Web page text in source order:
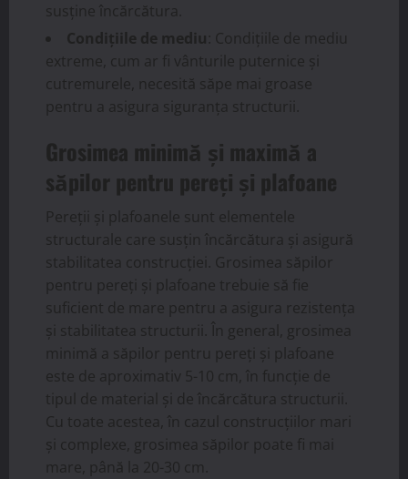
susține încărcătura.
Condițiile de mediu : Condițiile de mediu
extreme, cum ar fi vânturile puternice și
cutremurele, necesită săpe mai groase
pentru a asigura siguranța structurii.
Grosimea minimă și maximă a
săpilor pentru pereți și plafoane
Pereții și plafoanele sunt elementele
structurale care susțin încărcătura și asigură
stabilitatea construcției. Grosimea săpilor
pentru pereți și plafoane trebuie să fie
suficient de mare pentru a asigura rezistența
și stabilitatea structurii. În general, grosimea
minimă a săpilor pentru pereți și plafoane
este de aproximativ 5-10 cm, în funcție de
tipul de material și de încărcătura structurii.
Cu toate acestea, în cazul construcțiilor mari
și complexe, grosimea săpilor poate fi mai
mare, până la 20-30 cm.